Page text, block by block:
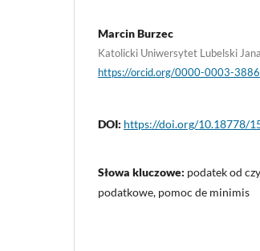
Marcin Burzec
Katolicki Uniwersytet Lubelski
https://orcid.org/0000-0003-
DOI: https://doi.org/10.18778/
Słowa kluczowe: podatek od
podatkowe, pomoc de minimis